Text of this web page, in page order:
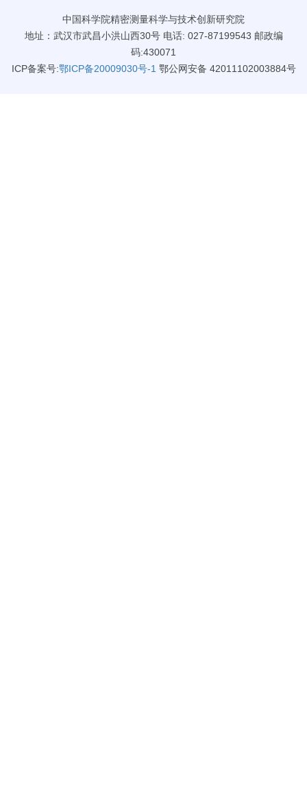
中国科学院精密测量科学与技术创新研究院
地址：武汉市武昌小洪山西30号 电话: 027-87199543 邮政编
码:430071
ICP备案号:鄂ICP备20009030号-1 鄂公网安备 42011102003884号